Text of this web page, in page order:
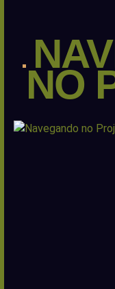
NO